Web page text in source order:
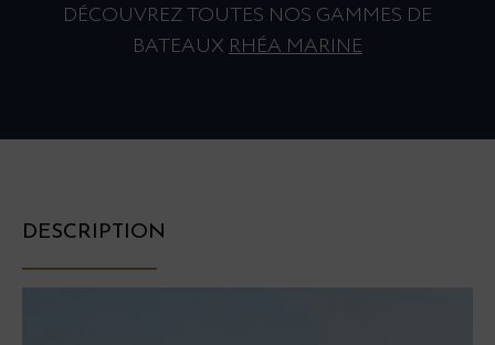
DÉCOUVREZ TOUTES NOS GAMMES DE
BATEAUXRHÉA MARINE
DESCRIPTION